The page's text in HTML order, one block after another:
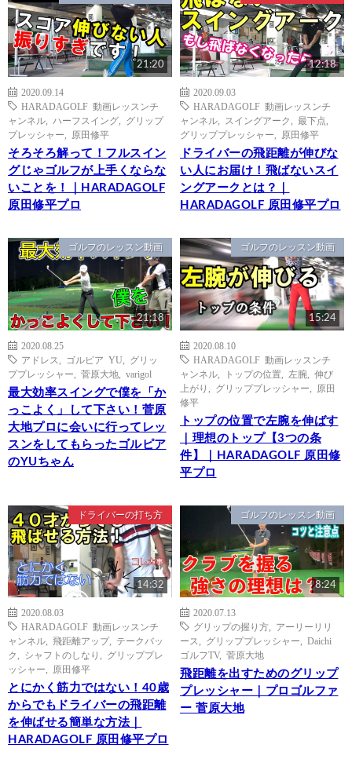
21:20
2020.09.14
HARADAGOLF 動画レッスンチ
ャンネル
ハーフスイング
グリップ
プレッシャー
原田修平
そろそろ解って！フルスイン
グじゃゴルフが上手くならな
いことを！｜HARADAGOLF
原田修平プロ
12:18
2020.09.03
HARADAGOLF 動画レッスンチ
ャンネル
スイングアーク 最下点
グリッププレッシャー
原田修平
ドライバーの飛距離が伸びな
い人にお届け！飛ばないスイ
ングアークとは？｜
HARADAGOLF 原田修平プロ
ゴルフのレッスン動画
21:18
2020.08.25
アドレス
ゴルピア YU
グリッ
ププレッシャー
菅原大地 varigol
最大効率スイングで僕を「か
っこよく」して下さい！菅原
大地プロに会いに行ってレッ
スンをしてもらったゴルピア
のYUちゃん
ゴルフのレッスン動画
15:24
2020.08.10
HARADAGOLF 動画レッスンチ
ャンネル
トップの位置 左腕
伸び
上がり
グリッププレッシャー
原田
修平
トップの位置で左腕を伸ばす
｜理想のトップ【3つの条
件】｜HARADAGOLF 原田修
平プロ
ドライバーの打ち方
14:32
2020.08.03
HARADAGOLF 動画レッスンチ
ャンネル
飛距離アップ, テークバッ
ク
シャフトのしなり
グリッププレ
ッシャー
原田修平
とにかく筋力ではない！40歳
からでもドライバーの飛距離
を伸ばせる簡単な方法｜
HARADAGOLF 原田修平プロ
ゴルフのレッスン動画
8:24
2020.07.13
グリップの握り方
アーリーリリ
ース
グリッププレッシャー
Daichi
ゴルフTV, 菅原大地
飛距離を出すためのグリップ
プレッシャー｜プロゴルファ
ー 菅原大地